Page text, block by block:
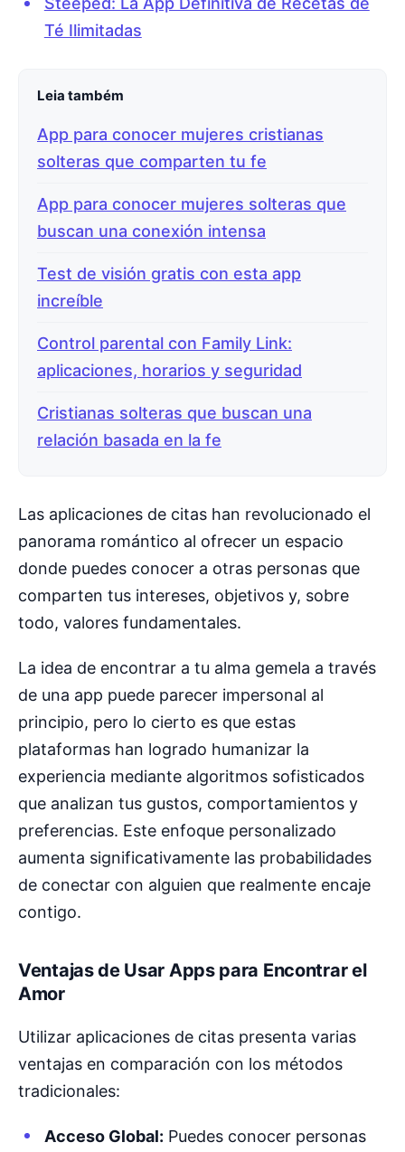
Té Ilimitadas
Leia também
App para conocer mujeres cristianas
solteras que comparten tu fe
App para conocer mujeres solteras que
buscan una conexión intensa
Test de visión gratis con esta app
increíble
Control parental con Family Link:
aplicaciones, horarios y seguridad
Cristianas solteras que buscan una
relación basada en la fe
Las aplicaciones de citas han revolucionado el
panorama romántico al ofrecer un espacio
donde puedes conocer a otras personas que
comparten tus intereses, objetivos y, sobre
todo, valores fundamentales.
La idea de encontrar a tu alma gemela a través
de una app puede parecer impersonal al
principio, pero lo cierto es que estas
plataformas han logrado humanizar la
experiencia mediante algoritmos sofisticados
que analizan tus gustos, comportamientos y
preferencias. Este enfoque personalizado
aumenta significativamente las probabilidades
de conectar con alguien que realmente encaje
contigo.
Ventajas de Usar Apps para Encontrar el
Amor
Utilizar aplicaciones de citas presenta varias
ventajas en comparación con los métodos
tradicionales:
Acceso Global: Puedes conocer personas